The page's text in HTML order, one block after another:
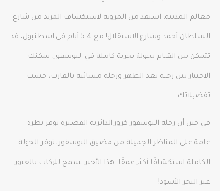
معالم المدينة. استفد من المرونة لاستكشاف المزيد من شارع
السلطان أحمد وشارع الاستقلال! مع 4-5 أيام في اسطنبول، قد
تتمكن من القيام بجولة بحرية كاملة في البوسفور. يمكنك
الاختيار بين رحلة بعد الظهر ورحلة مسائية بالقارب، حسب
تفضيلاتك.
في حين أن رحلة البوسفور كروز الدائرية القصيرة توفر نظرة
عامة على المناظر الجميلة من مضيق البوسفور، توفر الجولة
الكاملة استكشافًا أكثر عمقًا. هذا الأخير يسمح للركاب بالعبور
عبر البحر الأسود!